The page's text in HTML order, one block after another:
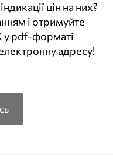
цін на них?
і отримуйте
у pdf-форматі
адресу!